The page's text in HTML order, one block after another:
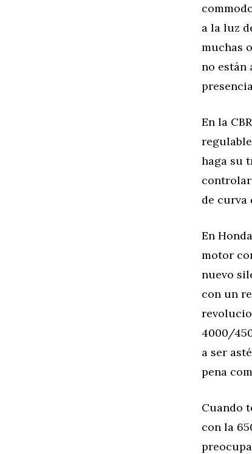
a la luz
muchas
no están
En la
haga su
controlar
de curva
En
motor
nuevo
con un
4000/
a ser
pena
Cuando
con la